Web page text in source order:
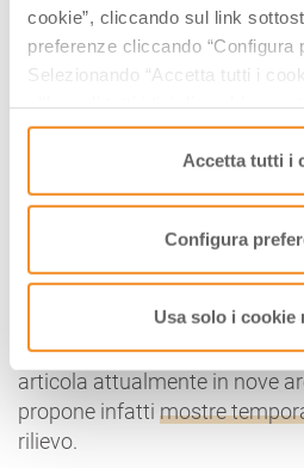
cookie”, cliccando sul link
preferenze cliccando “Configura
Selezionando “Accetta tutti i
consenso cliccando su “Usa
saranno attivati i soli cookie
funzionamento del sito.
Accetta tutti i
Configura
Usa solo i cookie
Dove:Via Don Giovanni
Dopoguerra ad oggi e sorge
Galleria d’Arte Moderna di
deve le sue origini e sulla
sua continua ricerca culturale.
Oltre alla notevolecollezione
articola attualmente in nove
propone infatti mostre
rilievo.